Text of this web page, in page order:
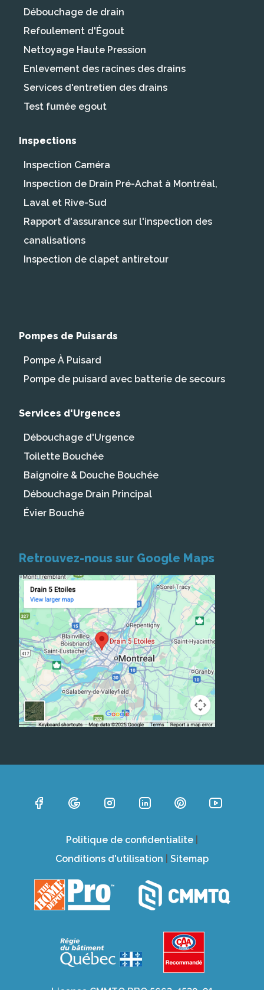
Débouchage de drain
Refoulement d'Égout
Nettoyage Haute Pression
Enlevement des racines des drains
Services d'entretien des drains
Test fumée egout
Inspections
Inspection Caméra
Inspection de Drain Pré-Achat à Montréal,
Laval et Rive-Sud
Rapport d'assurance sur l'inspection des
canalisations
Inspection de clapet antiretour
Pompes de Puisards
Pompe À Puisard
Pompe de puisard avec batterie de secours
Services d'Urgences
Débouchage d'Urgence
Toilette Bouchée
Baignoire & Douche Bouchée
Débouchage Drain Principal
Évier Bouché
Retrouvez-nous sur Google Maps
Politique de confidentialite
Conditions d'utilisation
Sitemap